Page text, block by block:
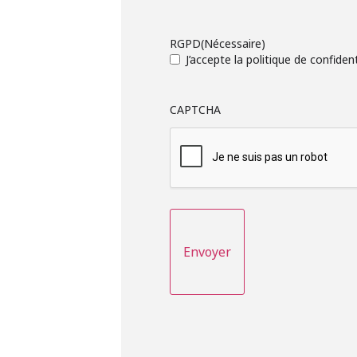
RGPD(Nécessaire)
J’accepte la politique de
CAPTCHA